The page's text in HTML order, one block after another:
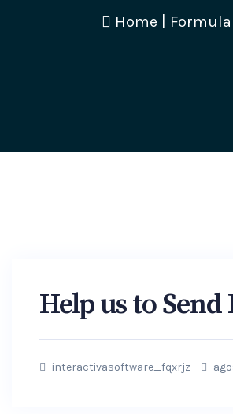
Home
Help us to Send
interactivasoftware_fqxrjz